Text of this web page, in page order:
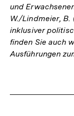
und
W./Lindmeier, B.
inklusiver
finden Sie auch
Ausführungen